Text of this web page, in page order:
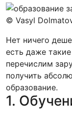
© Vasyl
Нет ничего
есть даже
перечислим
получить
образование.
1.